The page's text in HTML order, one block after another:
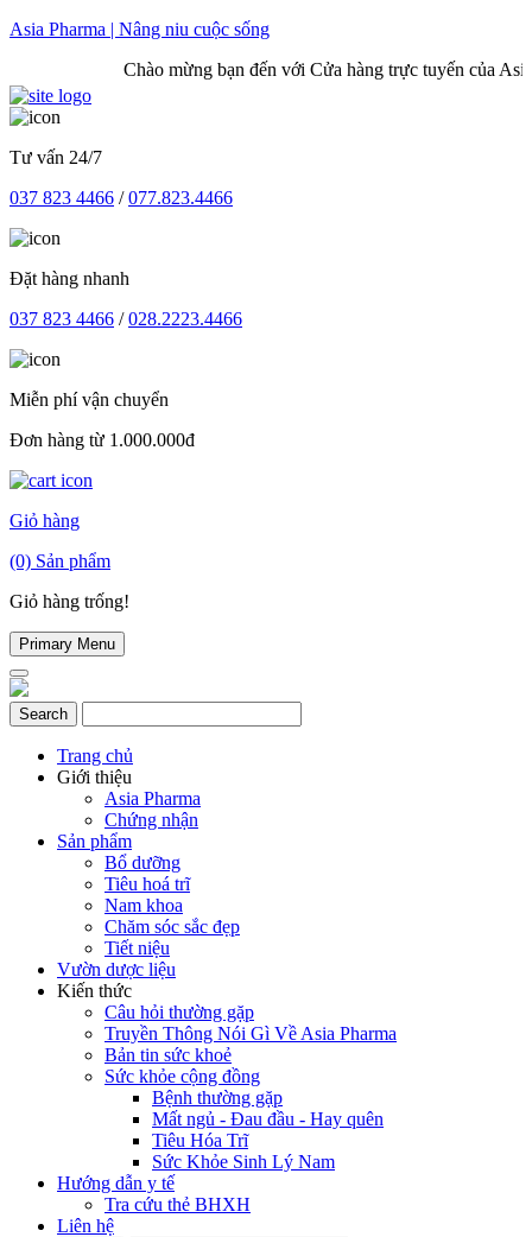
Skip
Asia Pharma | Nâng niu cuộc sống
Chào mừng bạn đến với Cửa hàng trực tuyến của Asia
Tư vấn 24/7
037 823 4466 /077.823.4466
Đặt hàng nhanh
037 823 4466 /028.2223.4466
Miễn phí vận chuyển
Đơn hàng từ 1.000.000đ
Giỏ hàng
(0) Sản phẩm
Giỏ hàng trống!
Primary Menu
Trang chủ
Giới thiệu
Asia Pharma
Chứng nhận
Sản phẩm
Bổ dưỡng
Tiêu hoá trĩ
Nam khoa
Chăm sóc sắc đẹp
Tiết niệu
Vườn dược liệu
Kiến thức
Câu hỏi thường gặp
Truyền Thông Nói Gì Về Asia Pharma
Bản tin sức khoẻ
Sức khỏe cộng đồng
Bệnh thường gặp
Mất ngủ - Đau đầu - Hay quên
Tiêu Hóa Trĩ
Sức Khỏe Sinh Lý Nam
Hướng dẫn y tế
Tra cứu thẻ BHXH
Liên hệ